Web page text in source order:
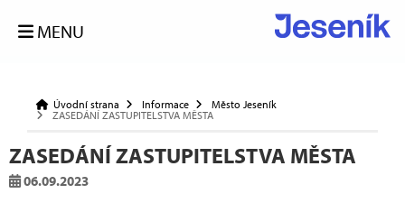
MENU
Úvodní strana Informace
Město Jeseník
ZASEDÁNÍ ZASTUPITELSTVA MĚSTA
ZASEDÁNÍ ZASTUPITELSTVA MĚSTA
06.09.2023